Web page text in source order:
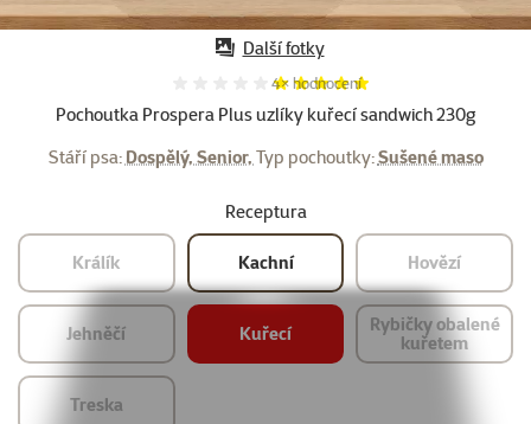
Pochoutka Prospera Plus uzlíky kuřecí sandwich 230g
Hodnocení 100%, počet hodnocení:
4× hodnocení
Stáří psa: Dospělý, Senior, Typ pochoutky:Sušené maso
Receptura
Králík Kachní Hovězí
Jehněčí Kuřecí
Rybičky obalené
kuřetem
Treska
Další fotky